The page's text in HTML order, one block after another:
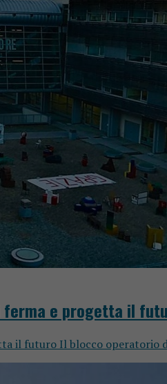
ferma e progetta il
il futuro Il blocco operatorio